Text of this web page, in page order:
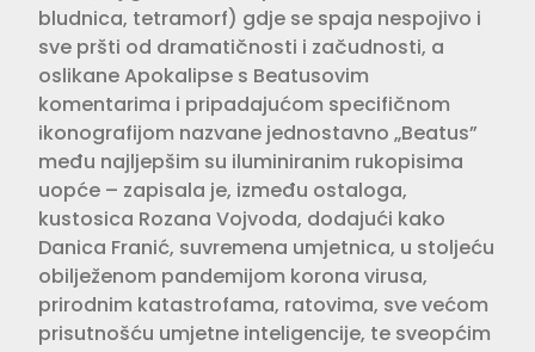
bludnica, tetramorf) gdje se spaja nespojivo i
sve pršti od dramatičnosti i začudnosti, a
oslikane Apokalipse s Beatusovim
komentarima i pripadajućom specifičnom
ikonografijom nazvane jednostavno „Beatus”
među najljepšim su iluminiranim rukopisima
uopće – zapisala je, između ostaloga,
kustosica Rozana Vojvoda, dodajući kako
Danica Franić, suvremena umjetnica, u stoljeću
obilježenom pandemijom korona virusa,
prirodnim katastrofama, ratovima, sve većom
prisutnošću umjetne inteligencije, te sveopćim